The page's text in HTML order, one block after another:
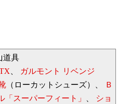
道具
ガルモント リベンジ
（ローカットシューズ）、
Ｂ
「スーパーフィート」 ショ